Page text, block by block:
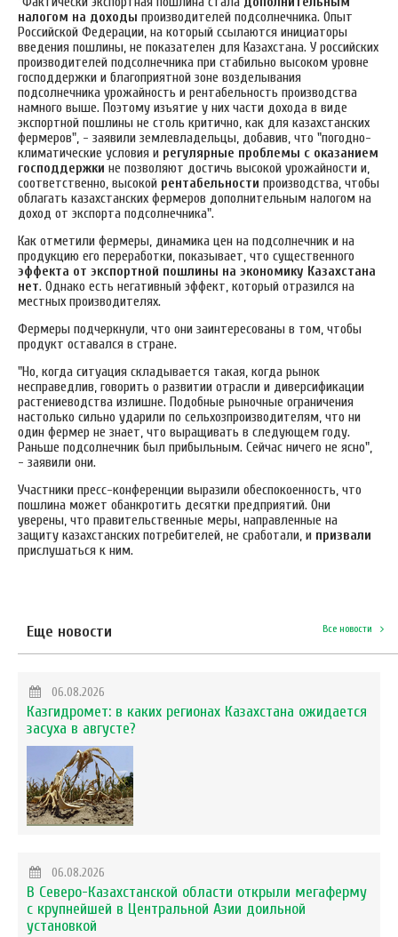
налогом на доходы производителей подсолнечника. Опыт
Российской Федерации, на который ссылаются инициаторы
введения пошлины, не показателен для Казахстана. У российских
производителей подсолнечника при стабильно высоком уровне
господдержки и благоприятной зоне возделывания
подсолнечника урожайность и рентабельность производства
намного выше. Поэтому изъятие у них части дохода в виде
экспортной пошлины не столь критично, как для казахстанских
фермеров", - заявили землевладельцы, добавив, что "погодно-
климатические условия и регулярные проблемы с оказанием
господдержки не позволяют достичь высокой урожайности и,
соответственно, высокой рентабельности производства, чтобы
облагать казахстанских фермеров дополнительным налогом на
доход от экспорта подсолнечника".
Как отметили фермеры, динамика цен на подсолнечник и на
продукцию его переработки, показывает, что существенного
эффекта от экспортной пошлины на экономику Казахстана
нет. Однако есть негативный эффект, который отразился на
местных производителях.
Фермеры подчеркнули, что они заинтересованы в том, чтобы
продукт оставался в стране.
"Но, когда ситуация складывается такая, когда рынок
несправедлив, говорить о развитии отрасли и диверсификации
растениеводства излишне. Подобные рыночные ограничения
настолько сильно ударили по сельхозпроизводителям, что ни
один фермер не знает, что выращивать в следующем году.
Раньше подсолнечник был прибыльным. Сейчас ничего не ясно",
- заявили они.
Участники пресс-конференции выразили обеспокоенность, что
пошлина может обанкротить десятки предприятий. Они
уверены, что правительственные меры, направленные на
защиту казахстанских потребителей, не сработали, и призвали
прислушаться к ним.
Еще новости Все новости
06.08.2026
Казгидромет: в каких регионах Казахстана ожидается
засуха в августе?
06.08.2026
В Северо-Казахстанской области открыли мегаферму
с крупнейшей в Центральной Азии доильной
установкой